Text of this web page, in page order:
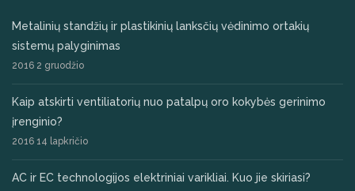
Metalinių standžių ir plastikinių lanksčių vėdinimo ortakių
sistemų palyginimas
2016 2 gruodžio
Kaip atskirti ventiliatorių nuo patalpų oro kokybės gerinimo
įrenginio?
2016 14 lapkričio
AC ir EC technologijos elektriniai varikliai. Kuo jie skiriasi?